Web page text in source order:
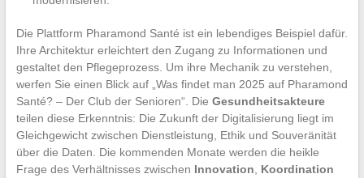
Die Plattform Pharamond Santé ist ein lebendiges Beispiel dafür.
Ihre Architektur erleichtert den Zugang zu Informationen und
gestaltet den Pflegeprozess. Um ihre Mechanik zu verstehen,
werfen Sie einen Blick auf „Was findet man 2025 auf Pharamond
Santé? – Der Club der Senioren“. Die Gesundheitsakteure
teilen diese Erkenntnis: Die Zukunft der Digitalisierung liegt im
Gleichgewicht zwischen Dienstleistung, Ethik und Souveränität
über die Daten. Die kommenden Monate werden die heikle
Frage des Verhältnisses zwischen Innovation
Koordination